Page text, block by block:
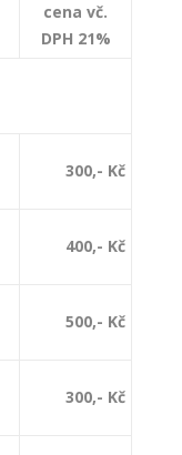
cena vč.
DPH 21%
300,- Kč
400,- Kč
500,- Kč
300,- Kč